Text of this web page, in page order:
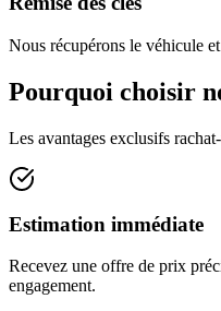
Nous récupérons le véhicule
Pourquoi choisir
Les avantages exclusifs
Estimation immédiate
Recevez une offre de prix
engagement.